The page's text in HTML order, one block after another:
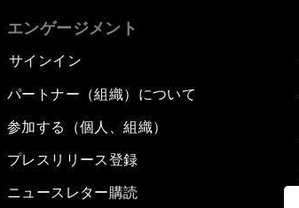
エンゲージメント
サインイン
パートナー（組織）について
参加する（個人、組織）
プレスリリース登録
ニュースレター購読